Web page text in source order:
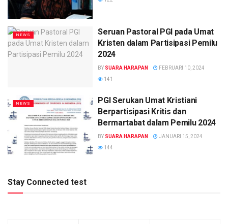
NEWS
Seruan Pastoral PGI pada Umat
Kristen dalam Partisipasi Pemilu
2024
BY SUARA HARAPAN
FEBRUARI 10, 2024
141
NEWS
PGI Serukan Umat Kristiani
Berpartisipasi Kritis dan
Bermartabat dalam Pemilu 2024
BY SUARA HARAPAN
JANUARI 15, 2024
144
Stay Connected test